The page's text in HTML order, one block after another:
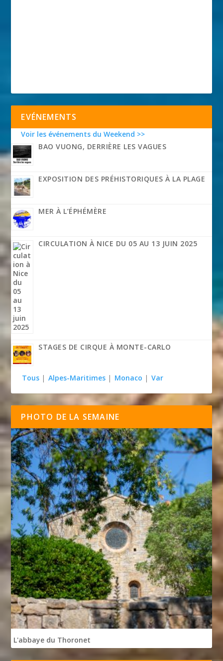
EVÉNEMENTS
Voir les événements du Weekend >>
BAO VUONG, DERRIÈRE LES VAGUES
EXPOSITION DES PRÉHISTORIQUES À LA PLAGE
MER À L’ÉPHÉMÈRE
CIRCULATION À NICE DU 05 AU 13 JUIN 2025
STAGES DE CIRQUE À MONTE-CARLO
Tous | Alpes-Maritimes | Monaco | Var
PHOTO DE LA SEMAINE
L'abbaye du Thoronet